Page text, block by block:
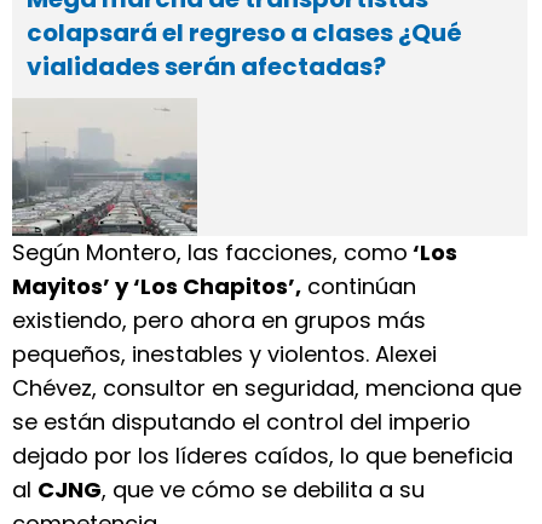
colapsará el regreso a clases ¿Qué
vialidades serán afectadas?
Según Montero, las facciones, como ‘Los
Mayitos’ y ‘Los Chapitos’, continúan
existiendo, pero ahora en grupos más
pequeños, inestables y violentos. Alexei
Chévez, consultor en seguridad, menciona que
se están disputando el control del imperio
dejado por los líderes caídos, lo que beneficia
al CJNG, que ve cómo se debilita a su